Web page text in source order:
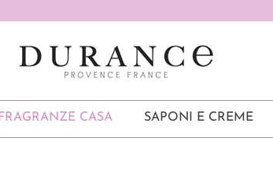
FRAGRANZE CASA SAPONI E CREME